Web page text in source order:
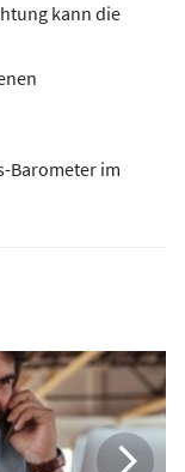
kann die
Baro­meter im